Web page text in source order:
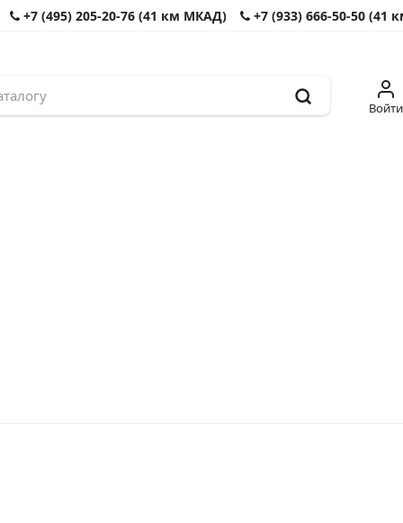
+7 (495) 205-20-76 (41 км МКАД) +7 (933) 666-50-50 (41
Войти